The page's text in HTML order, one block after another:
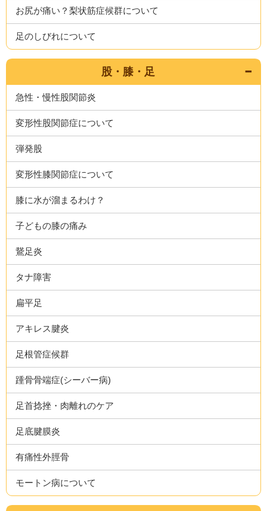
お尻が痛い？梨状筋症候群について
足のしびれについて
股・膝・足
急性・慢性股関節炎
変形性股関節症について
弾発股
変形性膝関節症について
膝に水が溜まるわけ？
子どもの膝の痛み
鵞足炎
タナ障害
扁平足
アキレス腱炎
足根管症候群
踵骨骨端症(シーバー病)
足首捻挫・肉離れのケア
足底腱膜炎
有痛性外脛骨
モートン病について